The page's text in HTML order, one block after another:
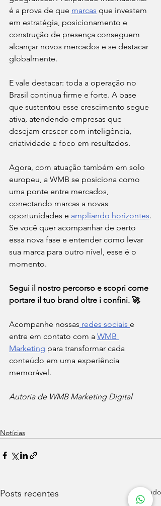
é a prova de que marcas que investem
em estratégia, posicionamento e
construção de presença conseguem
alcançar novos mercados e se destacar
globalmente.
E vale destacar: toda a operação no
Brasil continua firme e forte. A base
que sustentou esse crescimento segue
ativa, atendendo empresas que
desejam crescer com inteligência,
criatividade e foco em resultados.
Agora, com atuação também em solo
europeu, a WMB se posiciona como
uma ponte entre mercados,
conectando marcas a novas
oportunidades e ampliando horizontes.
Se você quer acompanhar de perto
essa nova fase e entender como levar
sua marca para outro nível, esse é o
momento.
Segui il nostro percorso e scopri come
portare il tuo brand oltre i confini. 🚀
Acompanhe nossas redes sociais e
entre em contato com a WMB
Marketing para transformar cada
conteúdo em uma experiência
memorável.
Autoria de WMB Marketing Digital
Notícias
Posts recentes Ver tudo